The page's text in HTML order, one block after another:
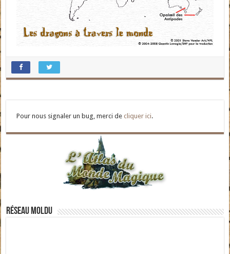
Pour nous signaler un bug, merci decliquer ici.
Réseau moldu